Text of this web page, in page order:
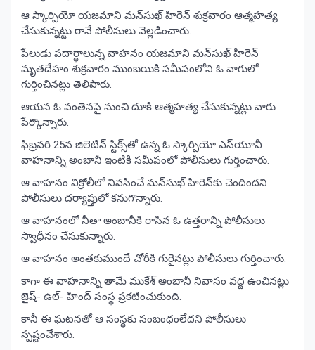
ఆ స్కార్పియో యజమాని మన్‌సుఖ్‌ హిరెన్‌ శుక్రవారం ఆత్మహత్య
చేసుకున్నట్టు ఠానే పోలీసులు వెల్లడించారు.
పేలుడు పదార్థాలున్న వాహనం యజమాని మన్‌సుఖ్‌ హిరెన్‌
మృతదేహం శుక్రవారం ముంబయికి సమీపంలోని ఓ వాగులో
గుర్తించినట్లు తెలిపారు.
ఆయన ఓ వంతెనపై నుంచి దూకి ఆత్మహత్య చేసుకున్నట్లు వారు
పేర్కొన్నారు.
ఫిబ్రవరి 25న జిలెటిన్‌ స్టిక్స్‌తో ఉన్న ఓ స్కార్పియో ఎస్‌యూవీ
వాహనాన్ని అంబానీ ఇంటికి సమీపంలో పోలీసులు గుర్తించారు.
ఆ వాహనం విక్రోలీలో నివసించే మన్‌సుఖ్‌ హిరెన్‌కు చెందిందని
పోలీసులు దర్యాప్తులో కనుగొన్నారు.
ఆ వాహనంలో నీతా అంబానీకి రాసిన ఓ ఉత్తరాన్ని పోలీసులు
స్వాధీనం చేసుకున్నారు.
ఆ వాహనం అంతకుముందే చోరీకి గురైనట్లు పోలీసులు గుర్తించారు.
కాగా ఈ వాహనాన్ని తామే ముకేశ్‌ అంబానీ నివాసం వద్ద ఉంచినట్లు
జైష్‌- ఉల్‌- హింద్ సంస్థ ప్రకటించుకుంది.
కానీ ఈ ఘటనతో ఆ సంస్థకు సంబంధంలేదని పోలీసులు
స్పష్టంచేశారు.